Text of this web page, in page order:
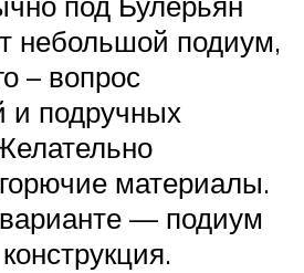
небольшой подиум,
– вопрос
и подручных
материалы.
— подиум